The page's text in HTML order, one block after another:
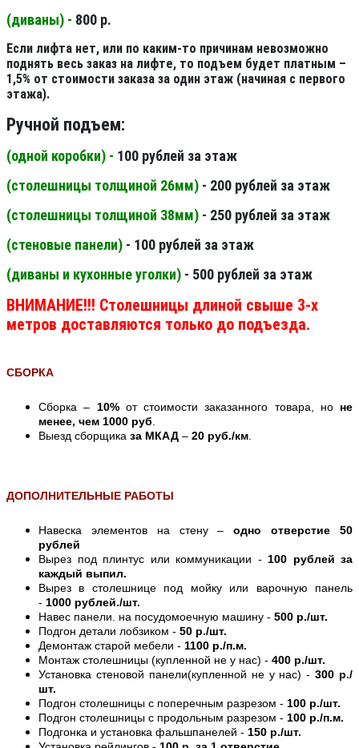
(диваны) - 800 р.
Если лифта нет, или по каким-то причинам невозможно
поднять весь заказ на лифте, то подъем будет платным –
1,5% от стоимости заказа за один этаж (начиная с первого
этажа).
Ручной подъем:
(одной коробки) - 100 рублей за этаж
(столешницы толщиной 26мм) - 200 рублей за этаж
(столешницы толщиной 38мм) - 250 рублей за этаж
(стеновые панели) - 100 рублей за этаж
(диваны и кухонные уголки) - 500 рублей за этаж
ВНИМАНИЕ!!! Столешницы длиной свыше 3-х
метров доставляются только до подъезда.
СБОРКА
Сборка – 10%от стоимости заказанного товара, но не
менее, чем 1000 руб
Выезд сборщика за МКАД – 20 руб./км
ДОПОЛНИТЕЛЬНЫЕ РАБОТЫ
Навеска элементов на стену –одно отверстие 50
рублей
Вырез под плинтус или коммуникации - 100 рублей за
каждый выпил.
Вырез в столешнице под мойку или варочную панель
- 1000 рублей./шт.
Навес панели. на посудомоечную машину - 500 р./шт.
Подгон детали лобзиком - 50 р./шт.
Демонтаж старой мебели - 1100 р./п.м.
Монтаж столешницы (купленной не у нас) - 400 р./шт.
Установка стеновой панели(купленной не у нас) -300 р./
шт.
Подгон столешницы с поперечным разрезом - 100 р./шт.
Подгон столешницы с продольным разрезом - 100 р./п.м.
Подгонка и установка фальшпанелей - 150 р./шт.